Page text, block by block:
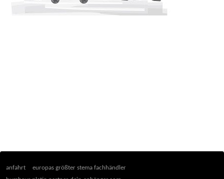
anfahrt
europas größter stema fachhändler